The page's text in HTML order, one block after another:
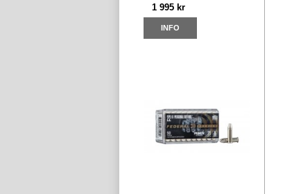
1 995 kr
INFO